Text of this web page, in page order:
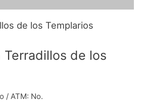
de los Templarios
Terradillos de los
/ ATM: No.